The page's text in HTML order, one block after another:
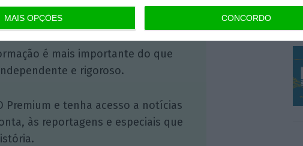
MAIS OPÇÕES CONCORDO
ECO Premium
é mais importante do que
e rigoroso.
Premium e tenha acesso a notícias
às reportagens e especiais que